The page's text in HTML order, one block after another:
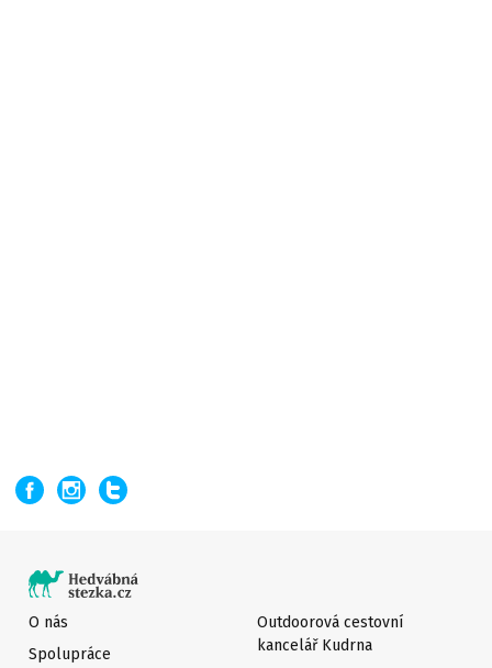
O nás
Spolupráce
Outdoorová cestovní
kancelář Kudrna